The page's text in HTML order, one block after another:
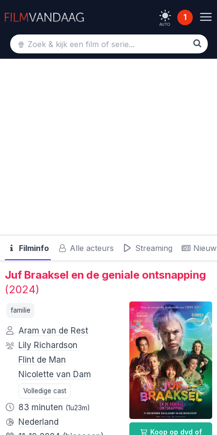
AUTO
1
Filminfo Alle acteurs Streaming
Juf Braaksel en de geniale ontsnapping
(2024)
Koop op dvd of
familie
Aram van de Rest
Lily Richardson
Flint de Man
Nicolette van Dam
Volledige cast
83 minuten (1u23m)
Nederland